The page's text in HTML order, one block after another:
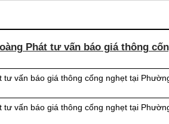
Phát tư vấn báo giá thông
tư vấn báo giá thông cống nghẹt tại
tư vấn báo giá thông cống nghẹt tại